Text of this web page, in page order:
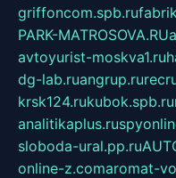
griffoncom.spb.ru
PARK-MATROSOVA.RU
avtoyurist-moskva1.ru
dg-lab.ruangrup.ru
krsk124.rukubok.spb.ru
analitikaplus.ru
sloboda-ural.pp.ru
online-z.comaromat-